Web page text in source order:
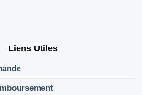
Liens Utiles